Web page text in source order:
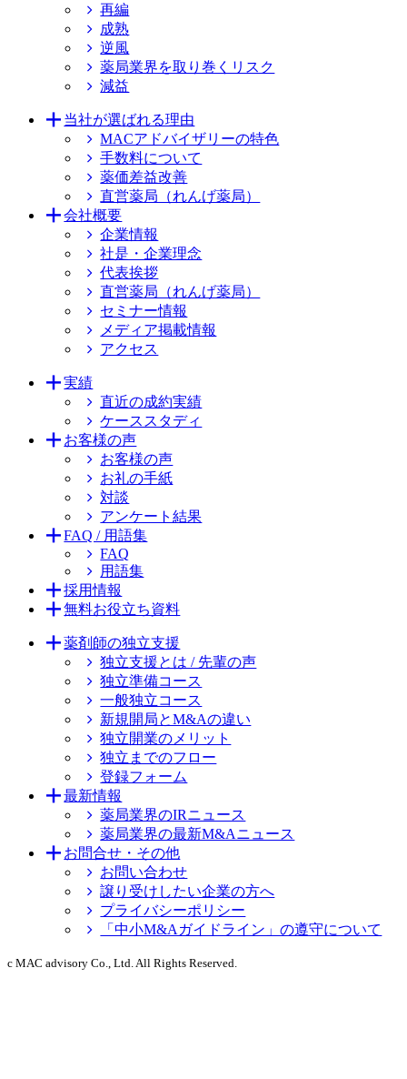
再編
成熟
逆風
薬局業界を取り巻くリスク
減益
当社が選ばれる理由
MACアドバイザリーの特色
手数料について
薬価差益改善
直営薬局（れんげ薬局）
会社概要
企業情報
社是・企業理念
代表挨拶
直営薬局（れんげ薬局）
セミナー情報
メディア掲載情報
アクセス
実績
直近の成約実績
ケーススタディ
お客様の声
お客様の声
お礼の手紙
対談
アンケート結果
FAQ / 用語集
FAQ
用語集
採用情報
無料お役立ち資料
薬剤師の独立支援
独立支援とは / 先輩の声
独立準備コース
一般独立コース
新規開局とM&Aの違い
独立開業のメリット
独立までのフロー
登録フォーム
最新情報
薬局業界のIRニュース
薬局業界の最新M&Aニュース
お問合せ・その他
お問い合わせ
譲り受けしたい企業の方へ
プライバシーポリシー
「中小M&Aガイドライン」の遵守について
c MAC advisory Co., Ltd. All Rights Reserved.